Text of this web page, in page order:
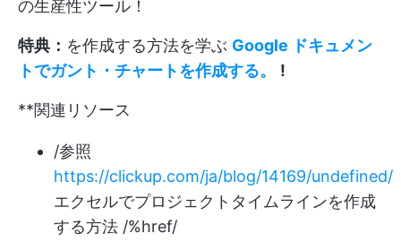
の生産性ツール！
特典： を作成する方法を学ぶ Google ドキュメン
トでガント・チャートを作成する。
!
**関連リソース
/参照
https://clickup.com/ja/blog/14169/undefined/
エクセルでプロジェクトタイムラインを作成
する方法 /%href/